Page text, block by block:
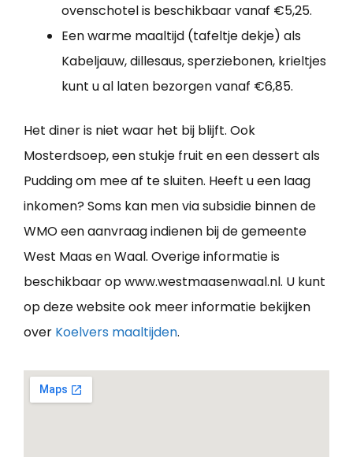
ovenschotel is beschikbaar vanaf €5,25.
Een warme maaltijd (tafeltje dekje) als
Kabeljauw, dillesaus, sperziebonen, krieltjes
kunt u al laten bezorgen vanaf €6,85.
Het diner is niet waar het bij blijft. Ook
Mosterdsoep, een stukje fruit en een dessert als
Pudding om mee af te sluiten. Heeft u een laag
inkomen? Soms kan men via subsidie binnen de
WMO een aanvraag indienen bij de gemeente
West Maas en Waal. Overige informatie is
beschikbaar op www.westmaasenwaal.nl. U kunt
op deze website ook meer informatie bekijken
over Koelvers maaltijden.